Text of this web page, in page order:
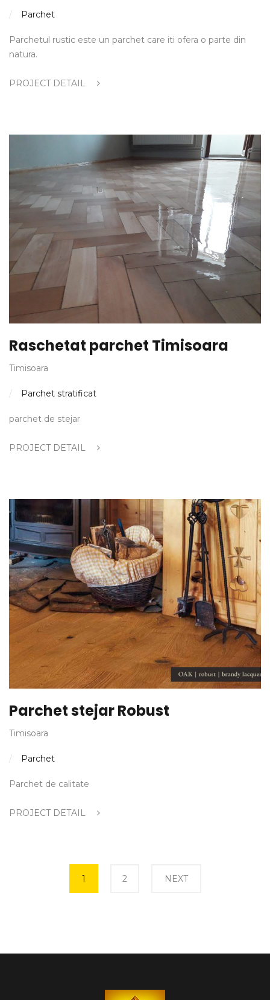
Parchet
Parchetul rustic este un parchet care iti ofera o parte din
natura.
PROJECT DETAIL
Raschetat parchet Timisoara
Timisoara
Parchet stratificat
parchet de stejar
PROJECT DETAIL
Parchet stejar Robust
Timisoara
Parchet
Parchet de calitate
PROJECT DETAIL
1 2 NEXT